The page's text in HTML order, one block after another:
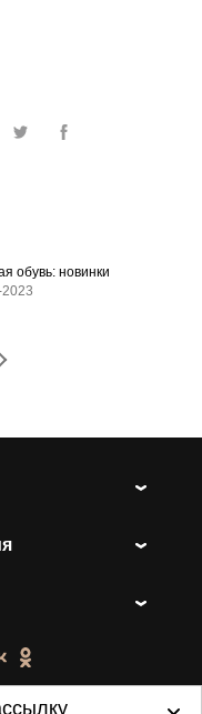
обувь: новинки